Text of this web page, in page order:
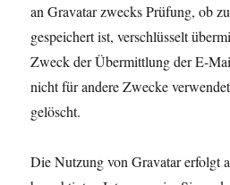
an Gravatar zwecks Prüfung, ob
gespeichert ist, verschlüsselt
Zweck der Übermittlung der E-
nicht für andere Zwecke
gelöscht.
Die Nutzung von Gravatar erfolgt